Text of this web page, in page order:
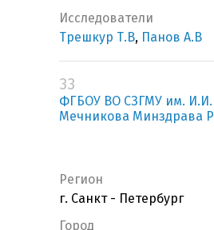
Исследователи
Трешкур Т.В, Панов А.В
33
ФГБОУ ВО СЗГМУ им. И.И.
Мечникова Минздрава
Регион
г. Санкт - Петербург
Город